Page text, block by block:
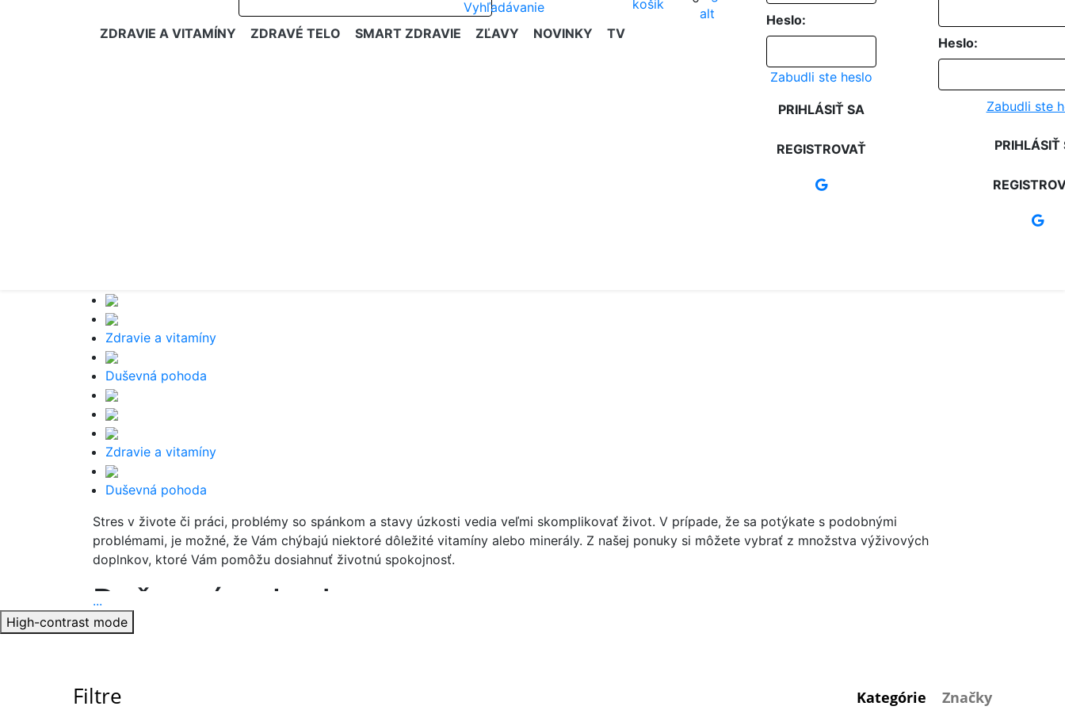
ZDRAVIE A VITAMÍNY ZDRAVÉ TELO SMART ZDRAVIE ZĽAVY NOVINKY TV
Heslo:
Zabudli ste heslo
PRIHLÁSIŤ SA
REGISTROVAŤ
Heslo:
Zabudli ste
PRIHLÁSIŤ
Zdravie a vitamíny
Duševná pohoda
Zdravie a vitamíny
Duševná pohoda
Stres v živote či práci, problémy so spánkom a stavy úzkosti vedia veľmi skomplikovať život. V prípade, že sa potýkate s podobnými
problémami, je možné, že Vám chýbajú niektoré dôležité vitamíny alebo minerály. Z našej ponuky si môžete vybrať z množstva výživových
doplnkov, ktoré Vám pomôžu dosiahnuť životnú spokojnosť.
Duševná pohoda
Vitamín D
...
High-contrast mode
Filtre Kategórie Značky